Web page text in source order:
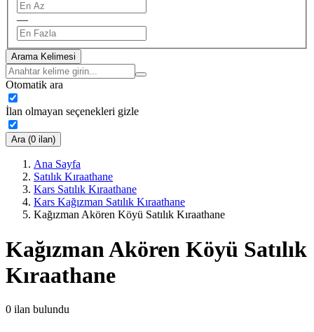
—
Arama Kelimesi
Otomatik ara
İlan olmayan seçenekleri gizle
Ara (0 ilan)
Ana Sayfa
Satılık Kıraathane
Kars Satılık Kıraathane
Kars Kağızman Satılık Kıraathane
Kağızman Akören Köyü Satılık Kıraathane
Kağızman Akören Köyü Satılık
Kıraathane
0 ilan bulundu